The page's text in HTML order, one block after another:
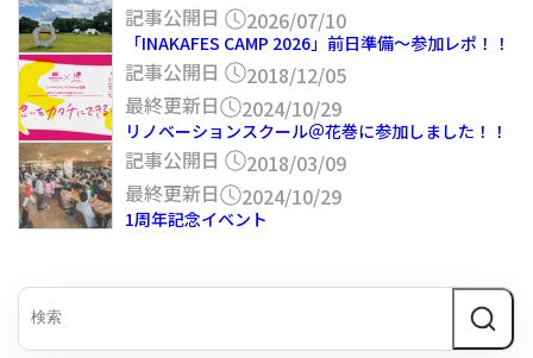
「INAKAFES CAMP 2026」前日準備～参加レポ！！
記事公開日 2026/07/10
リノベーションスクール＠花巻に参加しました！！
記事公開日
2018/12/05
最終更新日
2024/10/29
1周年記念イベント
記事公開日
2018/03/09
最終更新日
2024/10/29